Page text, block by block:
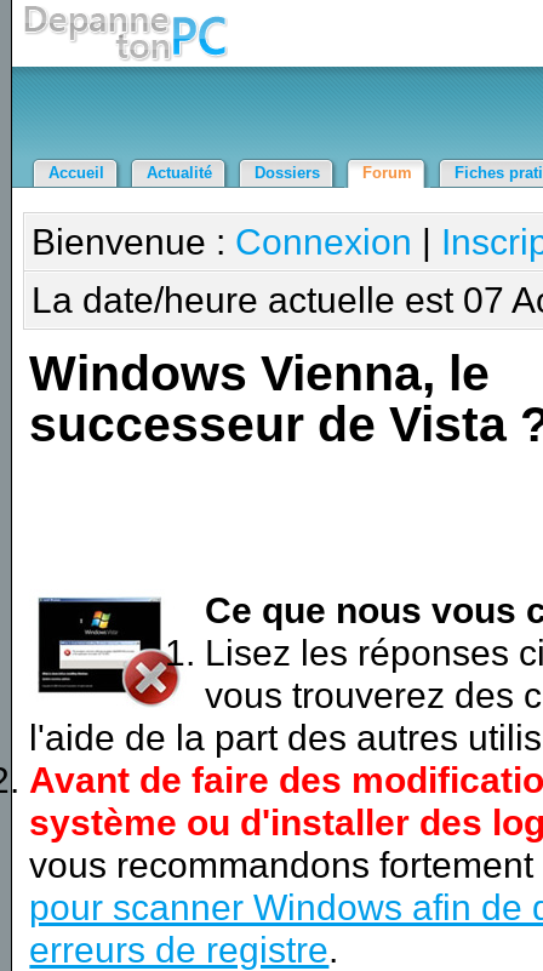
Accueil Actualité Dossiers Forum Fiches
Bienvenue : Connexion |
La date/heure actuelle est 07
Windows Vienna, le
successeur de Vista
Ce que nous vous
Lisez les réponses
vous trouverez des
l'aide de la part des autres
Avant de faire des
système ou d'installer des
vous recommandons
pour scanner Windows afin de
erreurs de registre.